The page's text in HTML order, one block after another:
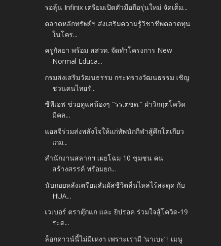
รอลุ้น Infinix เตรียมเปิดตัวมือถือรุ่นใหม่ จัดเต็ม...
ตลาดหลักทรัพย์ฯ ส่งเสริมความรู้วิชาชีพตลาดทุน
ในโคร...
ครูกัลยา พร้อม สสวท. จัดทำโครงการ New
Normal Educa...
กรมส่งเสริมวัฒนธรรม กระทรวงวัฒนธรรม เชิญ
ชวนคนไทยรั...
ซีพีเอฟ ช่วยดูแลน้องๆ "รร.ตชด." ฝ่าวิกฤตโควิด
มีคล...
แอลจีร่วมส่งพลังใจให้แก่ทัพนักกีฬาสู้ศึกโตเกียว
เกม...
สำนักงานสลากฯ เผยโฉม 10 ชุมชน คน
สร้างสรรค์ พร้อมยก...
นับถอยหลังเตรียมสัมผัสชีวิตลื่นไหลไร้สะดุด กับ
HUA...
เวเบอร์ ตราตุ๊กแก และ ยิปรอค ร่วมใจสู้โควิด-19
ระด...
ล็อกดาวน์นี้ไม่มีเหงา เพราะเรามี ‘นาเบะ’ ! เมนู